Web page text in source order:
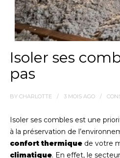
Isoler ses
pas
BY CHARLOTTE 3 MOIS AGO
Isoler ses combles est une
à la préservation de
confort thermique de votre
climatique. En effet, le